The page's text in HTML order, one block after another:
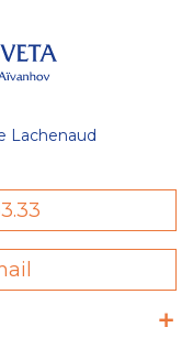
Lachenaud